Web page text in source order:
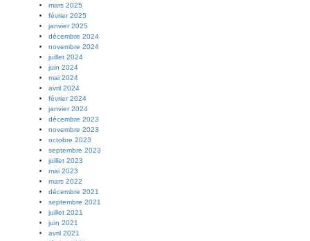
mars 2025
février 2025
janvier 2025
décembre 2024
novembre 2024
juillet 2024
juin 2024
mai 2024
avril 2024
février 2024
janvier 2024
décembre 2023
novembre 2023
octobre 2023
septembre 2023
juillet 2023
mai 2023
mars 2022
décembre 2021
septembre 2021
juillet 2021
juin 2021
avril 2021